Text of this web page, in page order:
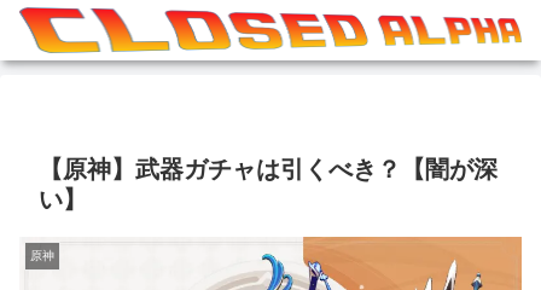
【原神】武器ガチャは引くべき？【闇が深
い】
原神